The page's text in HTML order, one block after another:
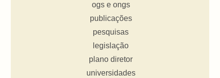
ogs e ongs
publicações
pesquisas
legislação
plano diretor
universidades